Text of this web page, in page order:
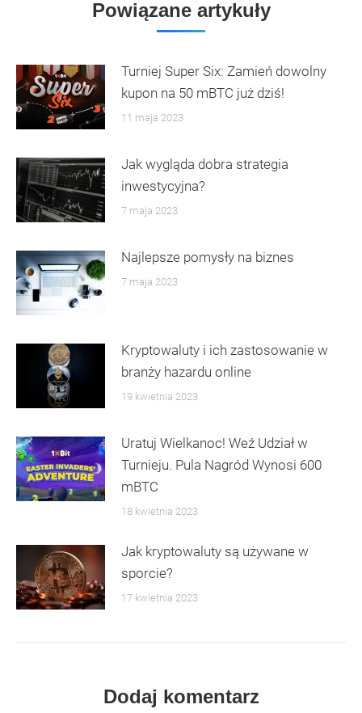
Powiązane artykuły
Turniej Super Six: Zamień dowolny
kupon na 50 mBTC już dziś!
11 maja 2023
Jak wygląda dobra strategia
inwestycyjna?
7 maja 2023
Najlepsze pomysły na biznes
7 maja 2023
Kryptowaluty i ich zastosowanie w
branży hazardu online
19 kwietnia 2023
Uratuj Wielkanoc! Weź Udział w
Turnieju. Pula Nagród Wynosi 600
mBTC
18 kwietnia 2023
Jak kryptowaluty są używane w
sporcie?
17 kwietnia 2023
Dodaj komentarz